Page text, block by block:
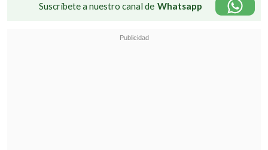
Suscríbete a nuestro canal de Whatsapp